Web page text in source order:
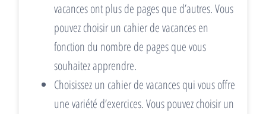
vacances ont plus de pages que d’autres. Vous
pouvez choisir un cahier de vacances en
fonction du nombre de pages que vous
souhaitez apprendre.
Choisissez un cahier de vacances qui vous offre
une variété d’exercices. Vous pouvez choisir un